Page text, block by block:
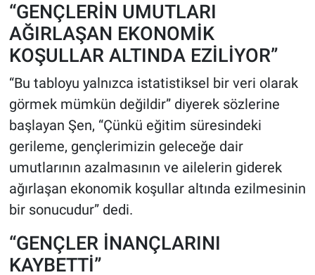
“GENÇLERİN UMUTLARI
AĞIRLAŞAN EKONOMİK
KOŞULLAR ALTINDA EZİLİYOR”
“Bu tabloyu yalnızca istatistiksel bir veri olarak
görmek mümkün değildir” diyerek sözlerine
başlayan Şen, “Çünkü eğitim süresindeki
gerileme, gençlerimizin geleceğe dair
umutlarının azalmasının ve ailelerin giderek
ağırlaşan ekonomik koşullar altında ezilmesinin
bir sonucudur” dedi.
“GENÇLER İNANÇLARINI
KAYBETTİ”